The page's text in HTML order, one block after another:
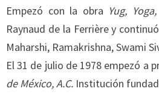
Empezó con la obra Yug,
Raynaud de la Ferrière y
Maharshi, Ramakrishna, Swami
El 31 de julio de 1978 empezó a
de México, A.C. Institución